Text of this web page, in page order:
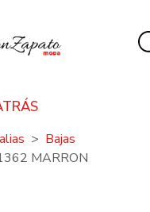
Bajas
MARRON